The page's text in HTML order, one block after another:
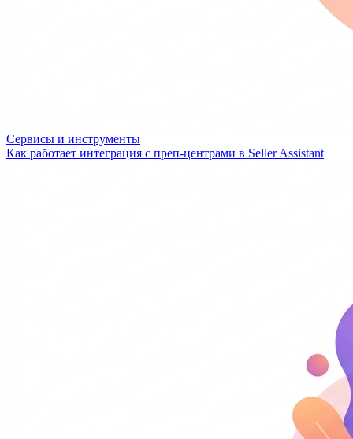
Сервисы и инструменты
Как работает интеграция с преп-центрами в Seller Assistant